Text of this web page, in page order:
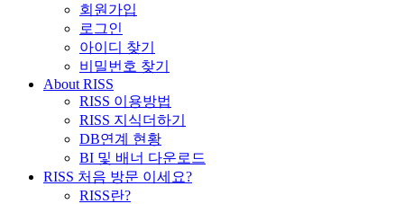
회원가입
로그인
아이디 찾기
비밀번호 찾기
About RISS
RISS 이용방법
RISS 지식더하기
DB연계 현황
BI 및 배너 다운로드
RISS 처음 방문 이세요?
RISS란?